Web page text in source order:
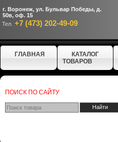
г. Воронеж, ул. Бульвар Победы, д.
50в, оф. 15
Тел. +7 (473) 202-49-09
ГЛАВНАЯ
КАТАЛОГ
ТОВАРОВ
ПОИСК ПО САЙТУ